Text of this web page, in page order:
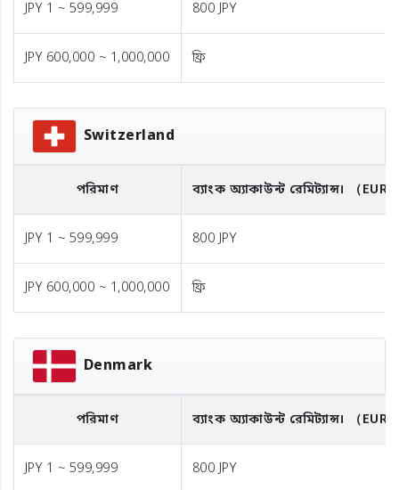
JPY 1 ~ 599,999 800 JPY
JPY 600,000 ~ 1,000,000 ফ্রি
Switzerland
পরিমাণ ব্যাংক অ্যাকাউন্ট রেমিট্যান্স। （EUR
JPY 1 ~ 599,999 800 JPY
JPY 600,000 ~ 1,000,000 ফ্রি
Denmark
পরিমাণ ব্যাংক অ্যাকাউন্ট রেমিট্যান্স। （EUR
JPY 1 ~ 599,999 800 JPY